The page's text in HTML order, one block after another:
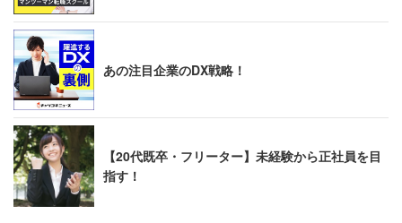
あの注目企業のDX戦略！
【20代既卒・フリーター】未経験から正社員を目
指す！